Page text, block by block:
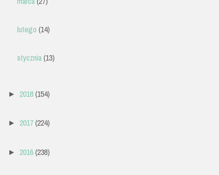
lutego (14)
stycznia(13)
► 2018(154)
► 2017(224)
► 2016(238)